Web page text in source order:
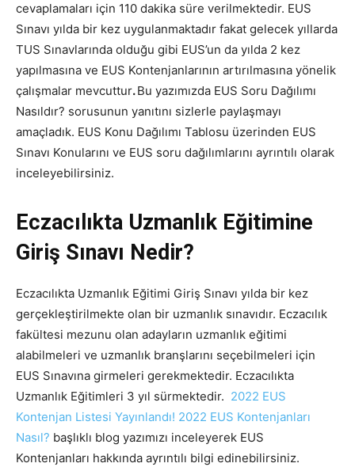
cevaplamaları için 110 dakika süre verilmektedir. EUS
Sınavı yılda bir kez uygulanmaktadır fakat gelecek yıllarda
TUS Sınavlarında olduğu gibi EUS’un da yılda 2 kez
yapılmasına ve EUS Kontenjanlarının artırılmasına yönelik
çalışmalar mevcuttur.Bu yazımızda EUS Soru Dağılımı
Nasıldır? sorusunun yanıtını sizlerle paylaşmayı
amaçladık. EUS Konu Dağılımı Tablosu üzerinden EUS
Sınavı Konularını ve EUS soru dağılımlarını ayrıntılı olarak
inceleyebilirsiniz.
Eczacılıkta Uzmanlık Eğitimine
Giriş Sınavı Nedir?
Eczacılıkta Uzmanlık Eğitimi Giriş Sınavı yılda bir kez
gerçekleştirilmekte olan bir uzmanlık sınavıdır. Eczacılık
fakültesi mezunu olan adayların uzmanlık eğitimi
alabilmeleri ve uzmanlık branşlarını seçebilmeleri için
EUS Sınavına girmeleri gerekmektedir. Eczacılıkta
Uzmanlık Eğitimleri 3 yıl sürmektedir. 2022 EUS
Kontenjan Listesi Yayınlandı! 2022 EUS Kontenjanları
Nasıl? başlıklı blog yazımızı inceleyerek EUS
Kontenjanları hakkında ayrıntılı bilgi edinebilirsiniz.